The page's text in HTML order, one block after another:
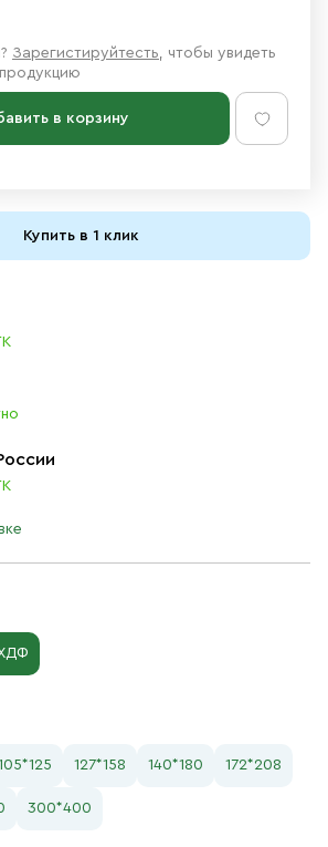
127*158 140*180 172*208
300*400
Зарегистируйтесть, чтобы увидеть
в корзину
Купить в 1 клик